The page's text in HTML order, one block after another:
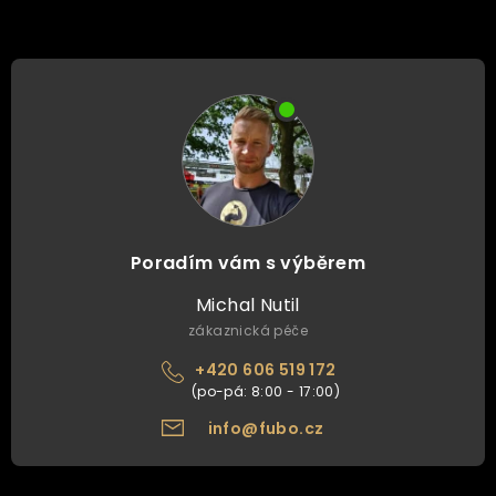
Poradím vám s výběrem
Michal Nutil
zákaznická péče
+420 606 519 172
info@fubo.cz